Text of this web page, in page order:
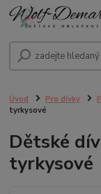
Úvod Pro dívky
tyrkysové
Dětské
tyrkysové